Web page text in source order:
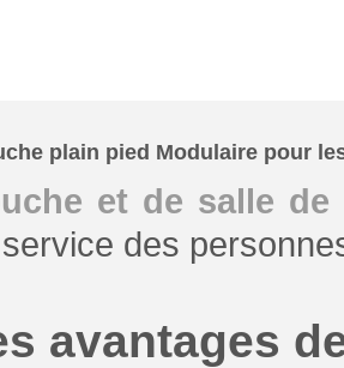
plain pied Modulaire pour
et de salle
des
avantages